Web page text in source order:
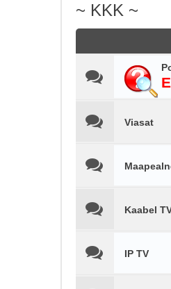
~ KKK ~
Viasat
Kaabel
IP TV